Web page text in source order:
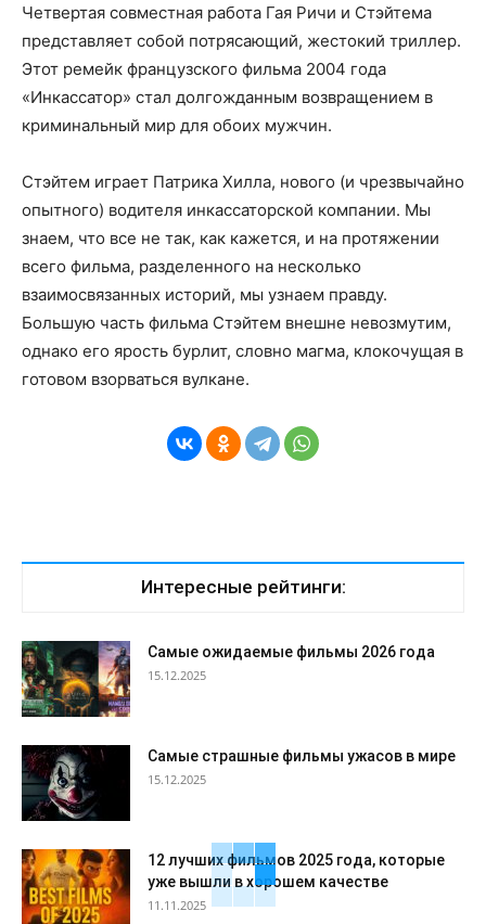
Четвертая совместная работа Гая Ричи и Стэйтема
представляет собой потрясающий, жестокий триллер.
Этот ремейк французского фильма 2004 года
«Инкассатор» стал долгожданным возвращением в
криминальный мир для обоих мужчин.
Стэйтем играет Патрика Хилла, нового (и чрезвычайно
опытного) водителя инкассаторской компании. Мы
знаем, что все не так, как кажется, и на протяжении
всего фильма, разделенного на несколько
взаимосвязанных историй, мы узнаем правду.
Большую часть фильма Стэйтем внешне невозмутим,
однако его ярость бурлит, словно магма, клокочущая в
готовом взорваться вулкане.
Интересные рейтинги:
Самые ожидаемые фильмы 2026 года
15.12.2025
Самые страшные фильмы ужасов в мире
15.12.2025
12 лучших фильмов 2025 года, которые
уже вышли в хорошем качестве
11.11.2025